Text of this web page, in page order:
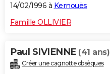
14/02/1996 à Kernouës
Famille OLLIVIER
Paul SIVIENNE (41 ans)
Créer une cagnotte obsèques